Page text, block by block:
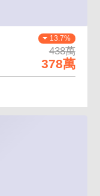
13.7%
438萬
378萬